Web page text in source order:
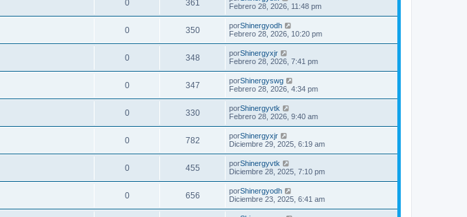
0 361
Febrero 28, 2026, 11:48 pm
0 350 porShinergyodh
Febrero 28, 2026, 10:20 pm
0 348 porShinergyxjr
Febrero 28, 2026, 7:41 pm
0 347 porShinergyswg
Febrero 28, 2026, 4:34 pm
0 330 porShinergyvtk
Febrero 28, 2026, 9:40 am
0 782 porShinergyxjr
Diciembre 29, 2025, 6:19 am
0 455 porShinergyvtk
Diciembre 28, 2025, 7:10 pm
0 656 porShinergyodh
Diciembre 23, 2025, 6:41 am